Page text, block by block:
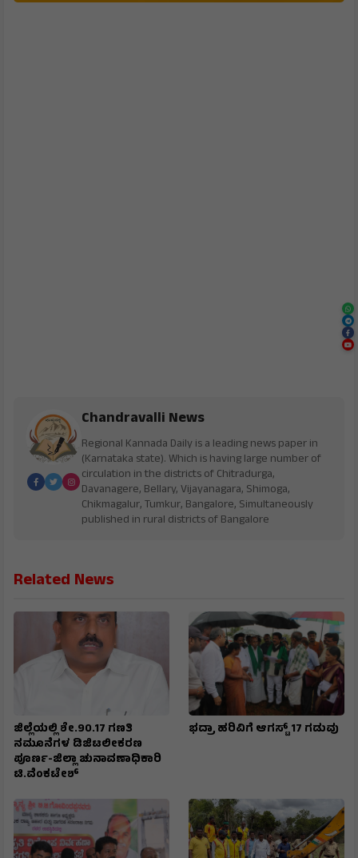
Chandravalli News
Regional Kannada Daily is a leading news paper in
(Karnataka state). Which is having large number of
circulation in the districts of Chitradurga,
Davanagere, Bellary, Vijayanagara, Shimoga,
Chikmagalur, Tumkur, Bangalore, Simultaneously
published in rural districts of Bangalore
Related News
ಜಿಲ್ಲೆಯಲ್ಲಿ ಶೇ.90.17 ಗಣತಿ
ನಮೂನೆಗಳ ಡಿಜಿಟಲೀಕರಣ
ಪೂರ್ಣ-ಜಿಲ್ಲಾ ಚುನಾವಣಾಧಿಕಾರಿ
ಟಿ.ವೆಂಕಟೇಶ್
ಭದ್ರಾ ಹರಿವಿಗೆ ಆಗಸ್ಟ್ 17 ಗಡುವು